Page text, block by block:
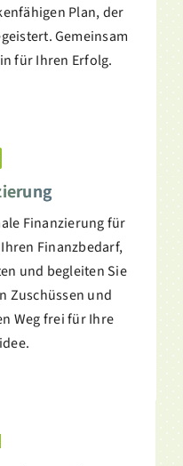
Plan, der
Gemeinsam
für Ihren Erfolg.
Finanzierung für
Finanzbedarf,
und begleiten Sie
Zuschüssen und
Weg frei für Ihre